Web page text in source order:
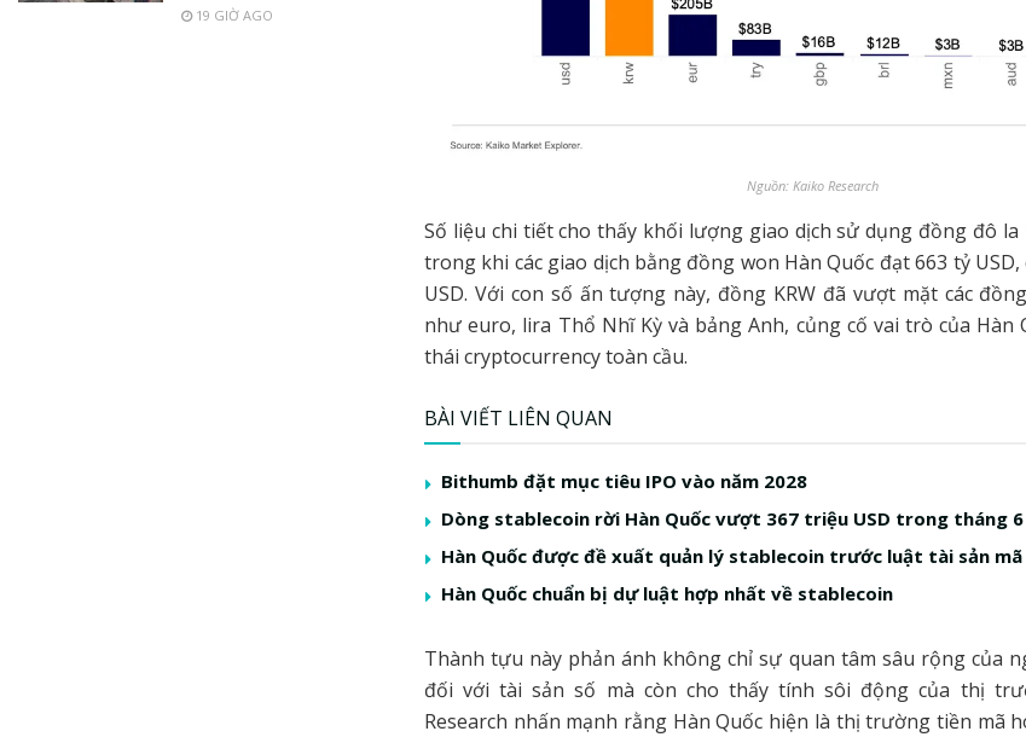
Nguồn: Kaiko Research
Số liệu chi tiết cho thấy khối lượng giao dịch sử dụng đồng đô la
trong khi các giao dịch bằng đồng won Hàn Quốc đạt 663 tỷ
USD. Với con số ấn tượng này, đồng KRW đã vượt mặt các
như euro, lira Thổ Nhĩ Kỳ và bảng Anh, củng cố vai trò của Hàn
thái cryptocurrency toàn cầu.
BÀI VIẾT LIÊN QUAN
Bithumb đặt mục tiêu IPO vào năm 2028
Dòng stablecoin rời Hàn Quốc vượt 367 triệu USD trong tháng 6
Hàn Quốc được đề xuất quản lý stablecoin trước luật tài sản mã
Hàn Quốc chuẩn bị dự luật hợp nhất về stablecoin
Thành tựu này phản ánh không chỉ sự quan tâm sâu rộng của
đối với tài sản số mà còn cho thấy tính sôi động của thị
Research nhấn mạnh rằng Hàn Quốc hiện là thị trường tiền mã
19 GIỜ AGO